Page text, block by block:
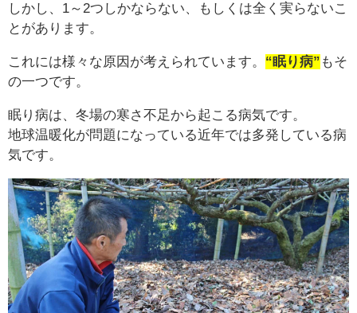
しかし、1～2つしかならない、もしくは全く実らないこ
とがあります。
これには様々な原因が考えられています。 “眠り病” もそ
の一つです。
眠り病は、冬場の寒さ不足から起こる病気です。
地球温暖化が問題になっている近年では多発している病
気です。